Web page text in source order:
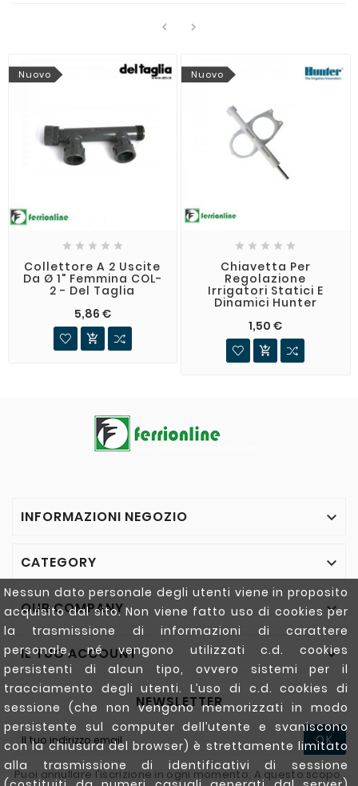
Nessun dato personale degli utenti viene in proposito
acquisito dal sito. Non viene fatto uso di cookies per
la trasmissione di informazioni di carattere
personale, né vengono utilizzati c.d. cookies
persistenti di alcun tipo, ovvero sistemi per il
tracciamento degli utenti. L’uso di c.d. cookies di
sessione (che non vengono memorizzati in modo
persistente sul computer dell’utente e svaniscono
con la chiusura del browser) è strettamente limitato
alla trasmissione di identificativi di sessione
 
Nuovo
    
Collettore A 2 Uscite
Da Ø 1" Femmina COL-
2 - Del Taglia
5,86 €

Nuovo
    
Chiavetta Per
Regolazione
Irrigatori Statici E
Dinamici Hunter
1,50 €

INFORMAZIONI NEGOZIO 
CATEGORY 
OUR COMPANY 
IL TUO ACCOUNT 
NEWSLETTER
OK
Puoi annullare l'iscrizione in ogni momento. A questo scopo,